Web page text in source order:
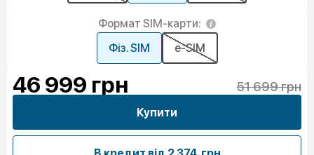
Формат SIM-карти:
Фіз. SIM
e-SIM
46 999 грн 51 699 грн
Купити